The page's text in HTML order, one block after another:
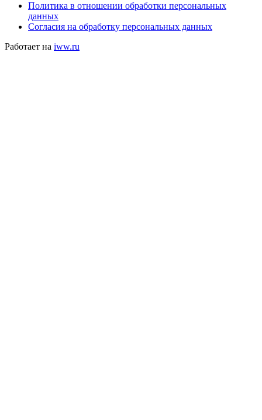
Политика в отношении обработки персональных
данных
Согласия на обработку персональных данных
Работает на iww.ru